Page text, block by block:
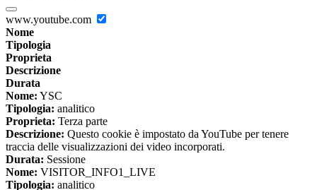
www.youtube.com
Nome
Tipologia
Proprieta
Descrizione
Durata
Nome: YSC
Tipologia: analitico
Proprieta: Terza parte
Descrizione: Questo cookie è impostato da YouTube per tenere
traccia delle visualizzazioni dei video incorporati.
Durata: Sessione
Nome: VISITOR_INFO1_LIVE
Tipologia: analitico